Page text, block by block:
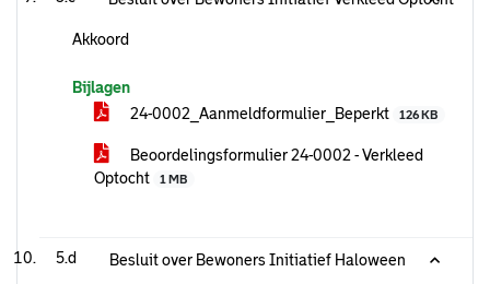
Akkoord
Bijlagen
24-0002_Aanmeldformulier_Beperkt
126 KB
Beoordelingsformulier 24-0002 - Verkleed
Optocht
1 MB
5.d Besluit over Bewoners Initiatief Haloween